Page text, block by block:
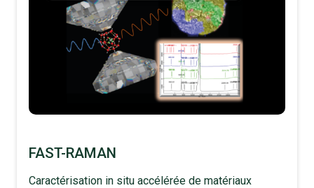
FAST-RAMAN
Caractérisation in situ accélérée de matériaux